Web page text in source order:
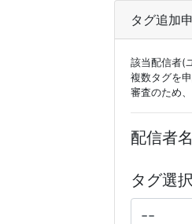
タグ追加
該当配信者(
複数タグを
審査のため
配信者
タグ選択